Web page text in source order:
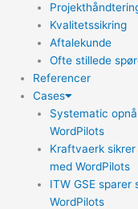
Kvalitetssikring
Aftalekunde
Ofte stillede
Referencer
Cases
Systematic
WordPilots
Kraftvaerk
med WordPilots
ITW GSE
WordPilots